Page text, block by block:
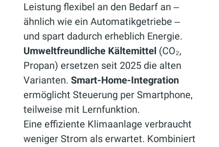
Leistung flexibel an den Bedarf an ‒
ähnlich wie ein Automatikgetriebe ‒
und spart dadurch erheblich Energie.
Umweltfreundliche Kältemittel (CO₂,
Propan) ersetzen seit 2025 die alten
Varianten. Smart-Home-Integration
ermöglicht Steuerung per Smartphone,
teilweise mit Lernfunktion.
Eine effiziente Klimaanlage verbraucht
weniger Strom als erwartet. Kombiniert